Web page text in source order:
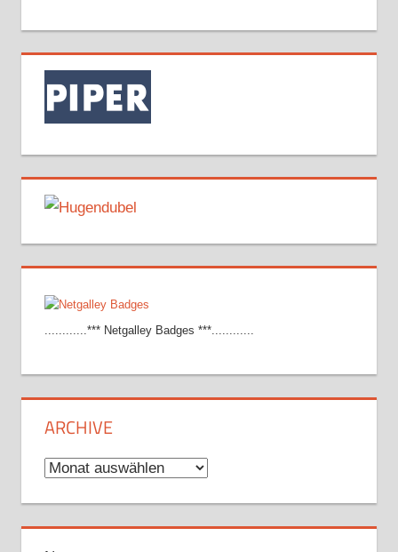
............*** Netgalley Badges ***............
ARCHIVE
Archive